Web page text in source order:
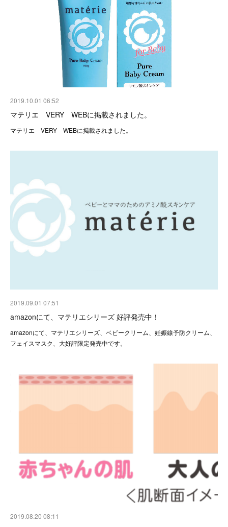
2019.10.01 06:52
マテリエ VERY WEBに掲載されました。
マテリエ VERY WEBに掲載されました。
2019.09.01 07:51
amazonにて、マテリエシリーズ 好評発売中！
amazonにて、マテリエシリーズ、ベビークリーム、妊娠線予防クリーム、
フェイスマスク、大好評限定発売中です。
2019.08.20 08:11